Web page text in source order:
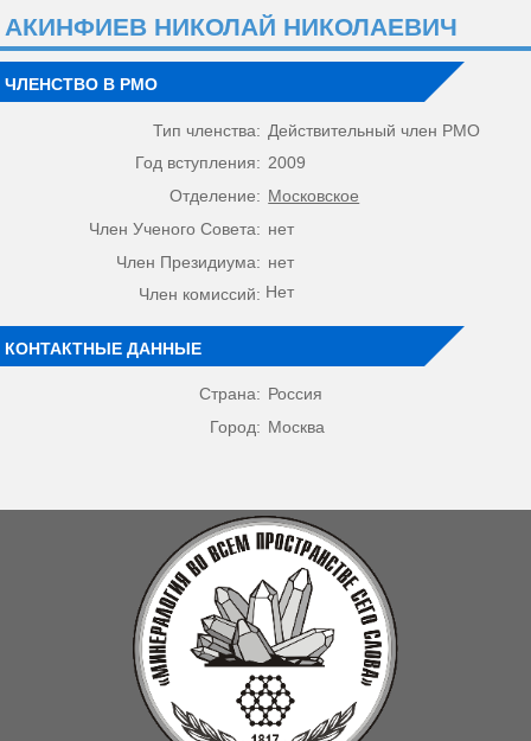
АКИНФИЕВ НИКОЛАЙ НИКОЛАЕВИЧ
ЧЛЕНСТВО В РМО
Тип членства: Действительный член РМО
Год вступления: 2009
Отделение: Московское
Член Ученого Совета: нет
Член Президиума: нет
Член комиссий: Нет
КОНТАКТНЫЕ ДАННЫЕ
Страна: Россия
Город: Москва